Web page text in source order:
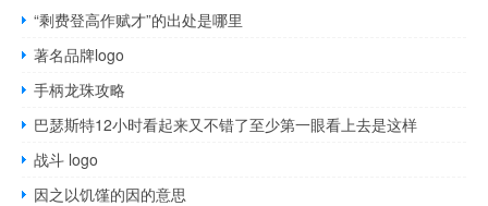
“剩费登高作赋才”的出处是哪里
著名品牌logo
手柄龙珠攻略
巴瑟斯特12小时看起来又不错了至少第一眼看上去是这样
战斗 logo
因之以饥馑的因的意思